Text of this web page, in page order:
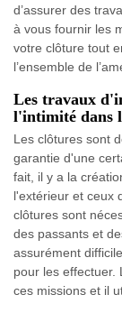
d’assurer des
à vous fournir les
votre clôture tout
l’ensemble de
Les travaux
l'intimité dans
Les clôtures sont
garantie d'une
fait, il y a la
l'extérieur et ceux
clôtures sont
des passants et
assurément
pour les effectuer.
ces missions et il